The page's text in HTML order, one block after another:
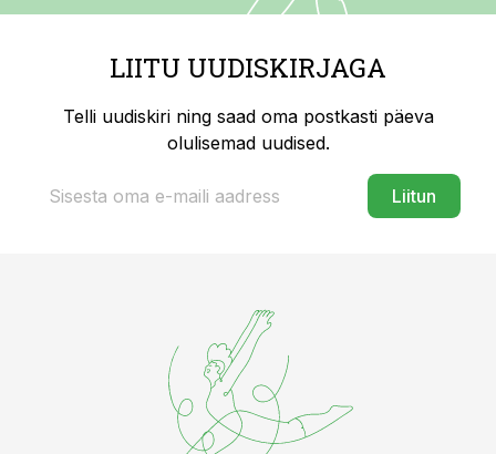
LIITU UUDISKIRJAGA
Telli uudiskiri ning saad oma postkasti päeva
olulisemad uudised.
Liitun